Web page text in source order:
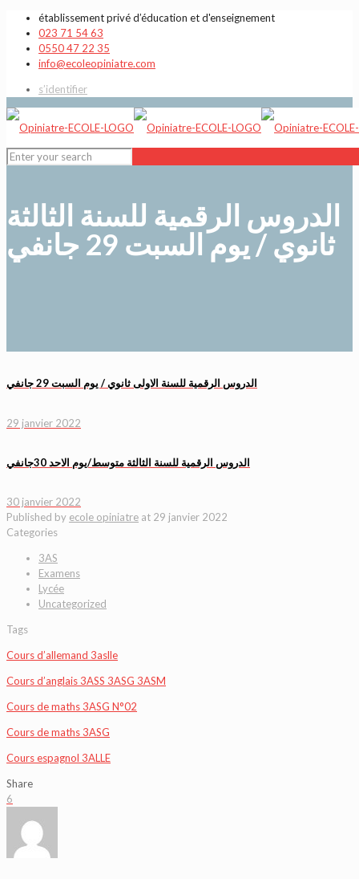
établissement privé d’éducation et d'enseignement
023 71 54 63
0550 47 22 35
info@ecoleopiniatre.com
s’identifier
الدروس الرقمية للسنة الثالثة
ثانوي / يوم السبت 29 جانفي
الدروس الرقمية للسنة الاولى ثانوي / يوم السبت 29 جانفي
29 janvier 2022
الدروس الرقمية للسنة الثالثة متوسط/يوم الاحد 30جانفي
30 janvier 2022
Published by ecole opiniatre at 29 janvier 2022
Categories
3AS
Examens
Lycée
Uncategorized
Tags
Cours d’allemand 3aslle
Cours d’anglais 3ASS 3ASG 3ASM
Cours de maths 3ASG N°02
Cours de maths 3ASG
Cours espagnol 3ALLE
Share
6